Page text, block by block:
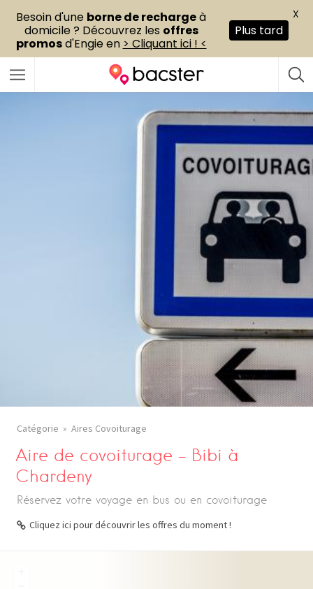
Catégorie Aires Covoiturage
Aire de covoiturage – Bibi à
Chardeny
Réservez votre voyage en bus ou en covoiturage
Cliquez ici pour découvrir les offres du moment !
Besoin d'une borne de rechargeà
domicile ? Découvrez les offres
promosd'Engie en > Cliquant ici ! <
Plus tard
X